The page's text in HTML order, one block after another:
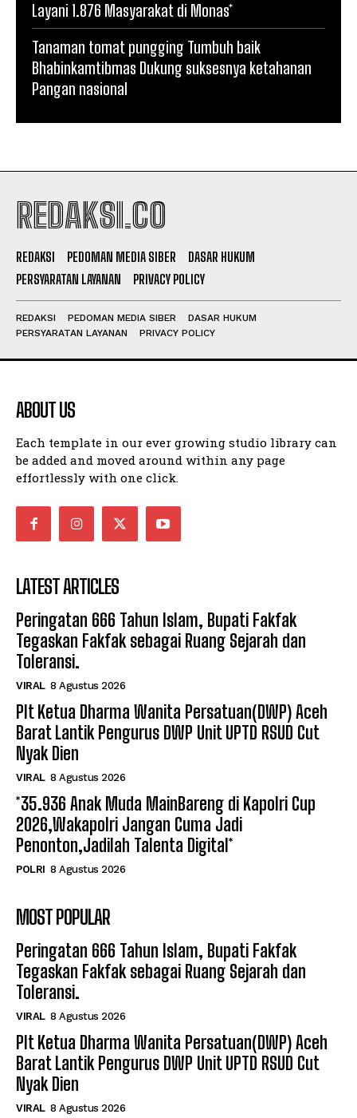
Layani 1.876 Masyarakat di Monas*
Tanaman tomat pungging Tumbuh baik
Bhabinkamtibmas Dukung suksesnya ketahanan
Pangan nasional
REDAKSI.CO
REDAKSI PEDOMAN MEDIA SIBER
DASAR HUKUM
PERSYARATAN LAYANAN
PRIVACY POLICY
REDAKSI PEDOMAN MEDIA SIBER
DASAR HUKUM
PERSYARATAN LAYANAN
PRIVACY POLICY
ABOUT US
Each template in our ever growing studio library can
be added and moved around within any page
effortlessly with one click.
LATEST ARTICLES
Peringatan 666 Tahun Islam, Bupati Fakfak
Tegaskan Fakfak sebagai Ruang Sejarah dan
Toleransi.
VIRAL 8 Agustus 2026
Plt Ketua Dharma Wanita Persatuan(DWP) Aceh
Barat Lantik Pengurus DWP Unit UPTD RSUD Cut
Nyak Dien
VIRAL 8 Agustus 2026
*35.936 Anak Muda MainBareng di Kapolri Cup
2026,Wakapolri Jangan Cuma Jadi
Penonton,Jadilah Talenta Digital*
POLRI 8 Agustus 2026
MOST POPULAR
Peringatan 666 Tahun Islam, Bupati Fakfak
Tegaskan Fakfak sebagai Ruang Sejarah dan
Toleransi.
VIRAL 8 Agustus 2026
Plt Ketua Dharma Wanita Persatuan(DWP) Aceh
Barat Lantik Pengurus DWP Unit UPTD RSUD Cut
Nyak Dien
VIRAL 8 Agustus 2026